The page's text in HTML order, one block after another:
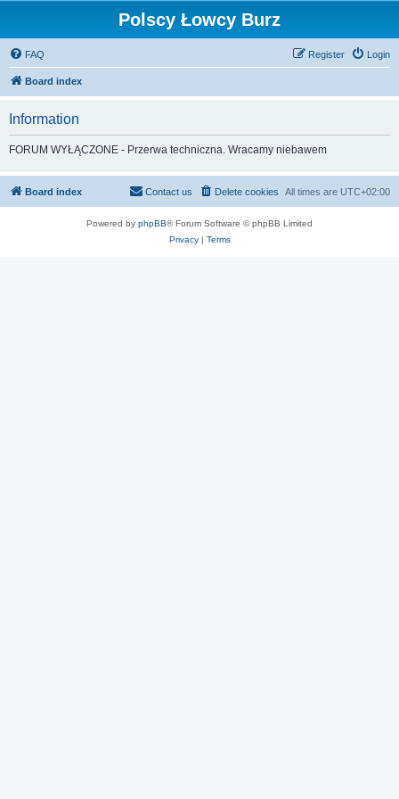
Polscy Łowcy Burz
FAQ Login
Register
Board index
Information
FORUM WYŁĄCZONE - Przerwa techniczna. Wracamy niebawem
Board index All times are UTC+02:00
Delete cookies
Contact us
Powered by phpBB® Forum Software © phpBB Limited
Privacy| Terms